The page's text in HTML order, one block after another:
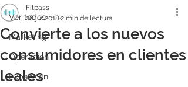
Ver todos
Marketing
Operación
Expansión
Convierte a los nuevos
consumidores en clientes
leales
Fitpass
26 jul 20182 min de lectura